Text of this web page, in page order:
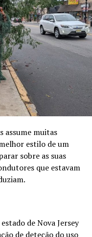
assume muitas
estilo de um
sobre as suas
que estavam
de Nova Jersey
de deteção do uso